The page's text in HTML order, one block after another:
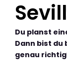
Du planst
Dann bist du
genau